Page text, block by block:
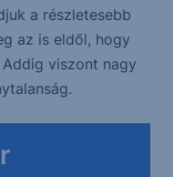
a részletesebb
az is eldől, hogy
viszont nagy